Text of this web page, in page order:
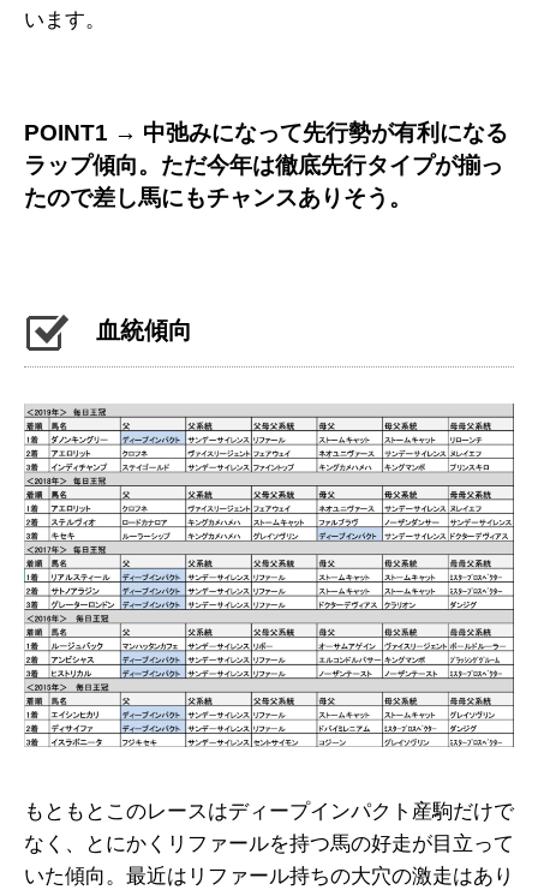
います。
POINT1 → 中弛みになって先行勢が有利になる
ラップ傾向。ただ今年は徹底先行タイプが揃っ
たので差し馬にもチャンスありそう。
血統傾向
もともとこのレースはディープインパクト産駒だけで
なく、とにかくリファールを持つ馬の好走が目立って
いた傾向。最近はリファール持ちの大穴の激走はあり